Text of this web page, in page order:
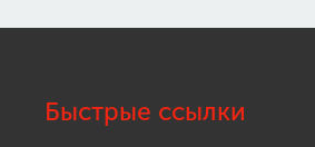
Быстрые ссылки